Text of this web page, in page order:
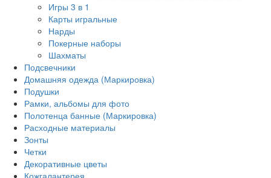
Игры 3 в 1
Карты игральные
Нарды
Покерные наборы
Шахматы
Подсвечники
Домашняя одежда (Маркировка)
Подушки
Рамки, альбомы для фото
Полотенца банные (Маркировка)
Расходные материалы
Зонты
Четки
Декоративные цветы